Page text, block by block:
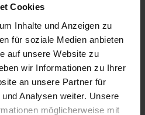
Cookies
Inhalte und Anzeigen zu
für soziale Medien anbieten
auf unsere Website zu
wir Informationen zu Ihrer
an unsere Partner für
Analysen weiter. Unsere
möglicherweise mit
für Kanaren
den Kanaren
erleben